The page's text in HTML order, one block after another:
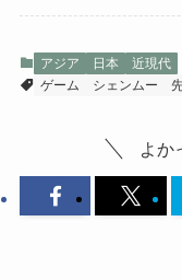
アジア 日本
近現代
ゲーム
シェンムー
よか